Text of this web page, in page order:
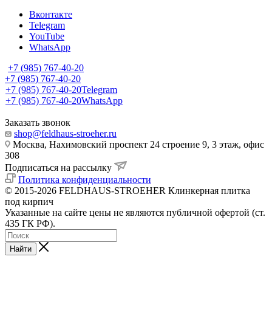
Вконтакте
Telegram
YouTube
WhatsApp
+7 (985) 767-40-20
+7 (985) 767-40-20
+7 (985) 767-40-20Telegram
+7 (985) 767-40-20WhatsApp
Заказать звонок
shop@feldhaus-stroeher.ru
Москва, Нахимовский проспект 24 строение 9, 3 этаж, офис
308
Подписаться на рассылку
Политика конфиденциальности
© 2015-2026 FELDHAUS-STROEHER Клинкерная плитка
под кирпич
Указанные на сайте цены не являются публичной офертой (ст.
435 ГК РФ).
Найти